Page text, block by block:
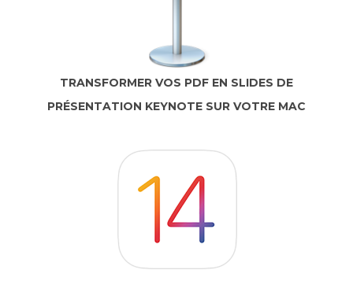
TRANSFORMER VOS PDF EN SLIDES DE
PRÉSENTATION KEYNOTE SUR VOTRE MAC